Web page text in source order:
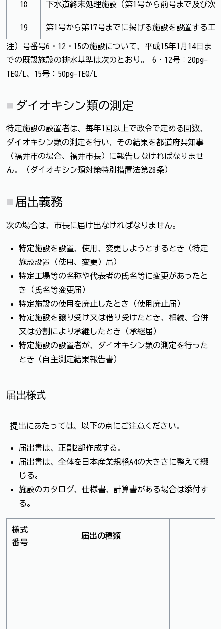
18 下水道終末処理施設（第1号から前号まで及び
19 第1号から第17号までに掲げる施設を設置する
注）号番号6・12・15の施設について、平成15年1月14日ま
での既設施設の排水基準は次のとおり。 6・12号：20pg-
TEQ/L、15号：50pg-TEQ/L
ダイオキシン類の測定
特定施設の設置者は、毎年1回以上で政令で定める回数、
ダイオキシン類の測定を行い、その結果を都道府県知事
（福井市の場合、福井市長）に報告しなければなりませ
ん。（ダイオキシン類対策特別措置法第28条）
届出義務
次の場合は、市長に届け出なければなりません。
特定施設を設置、使用、変更しようとするとき（特定
施設設置（使用、変更）届）
特定工場等の名称や代表者の氏名等に変更があったと
き（氏名等変更届）
特定施設の使用を廃止したとき（使用廃止届）
特定施設を譲り受け又は借り受けたとき、相続、合併
又は分割により承継したとき（承継届）
特定施設の設置者が、ダイオキシン類の測定を行った
とき（自主測定結果報告書）
届出様式
提出にあたっては、以下の点にご注意ください。
届出書は、正副2部作成する。
届出書は、全体を日本産業規格A4の大きさに整えて綴
じる。
施設のカタログ、仕様書、計算書がある場合は添付す
る。
様式
番号
届出の種類